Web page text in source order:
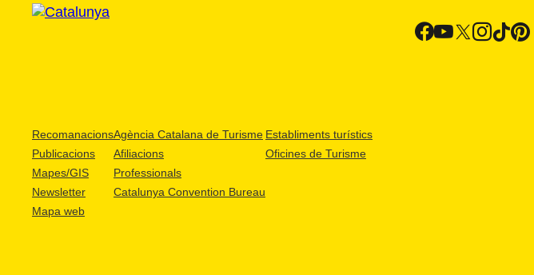
Recomanacions
Publicacions
Mapes/GIS
Newsletter
Mapa web
Agència Catalana de Turisme
Afiliacions
Professionals
Catalunya Convention Bureau
Establiments turístics
Oficines de Turisme